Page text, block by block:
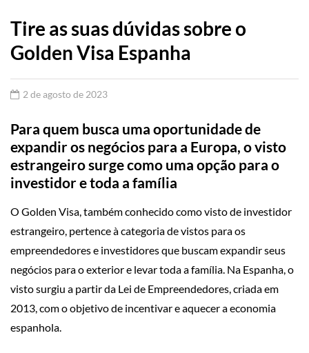
Tire as suas dúvidas sobre o
Golden Visa Espanha
2 de agosto de 2023
Para quem busca uma oportunidade de
expandir os negócios para a Europa, o visto
estrangeiro surge como uma opção para o
investidor e toda a família
O Golden Visa, também conhecido como visto de investidor
estrangeiro, pertence à categoria de vistos para os
empreendedores e investidores que buscam expandir seus
negócios para o exterior e levar toda a família. Na Espanha, o
visto surgiu a partir da Lei de Empreendedores, criada em
2013, com o objetivo de incentivar e aquecer a economia
espanhola.